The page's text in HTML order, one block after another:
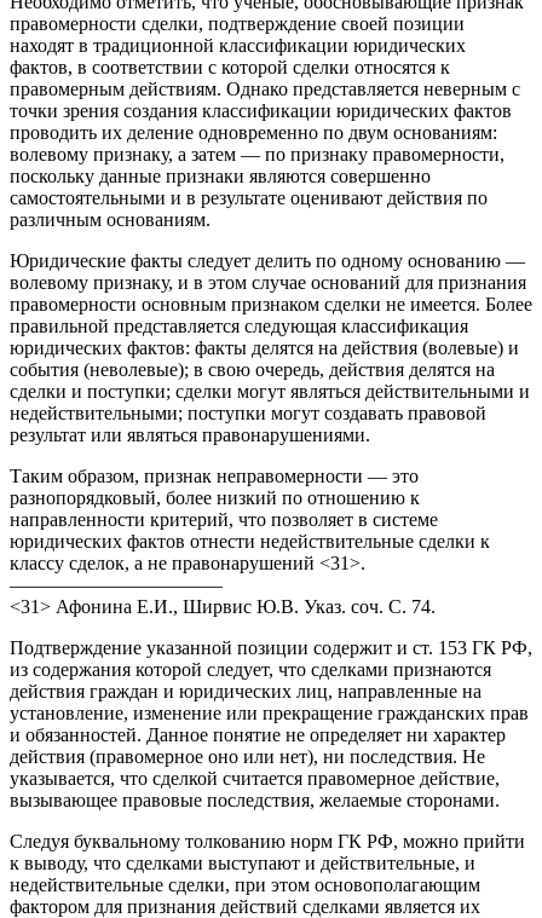
правомерности сделки, подтверждение своей позиции
находят в традиционной классификации юридических
фактов, в соответствии с которой сделки относятся к
правомерным действиям. Однако представляется неверным с
точки зрения создания классификации юридических фактов
проводить их деление одновременно по двум основаниям:
волевому признаку, а затем — по признаку правомерности,
поскольку данные признаки являются совершенно
самостоятельными и в результате оценивают действия по
различным основаниям.
Юридические факты следует делить по одному основанию —
волевому признаку, и в этом случае оснований для признания
правомерности основным признаком сделки не имеется. Более
правильной представляется следующая классификация
юридических фактов: факты делятся на действия (волевые) и
события (неволевые); в свою очередь, действия делятся на
сделки и поступки; сделки могут являться действительными и
недействительными; поступки могут создавать правовой
результат или являться правонарушениями.
Таким образом, признак неправомерности — это
разнопорядковый, более низкий по отношению к
направленности критерий, что позволяет в системе
юридических фактов отнести недействительные сделки к
классу сделок, а не правонарушений <31>.
———————————
<31> Афонина Е.И., Ширвис Ю.В. Указ. соч. С. 74.
Подтверждение указанной позиции содержит и ст. 153 ГК РФ,
из содержания которой следует, что сделками признаются
действия граждан и юридических лиц, направленные на
установление, изменение или прекращение гражданских прав
и обязанностей. Данное понятие не определяет ни характер
действия (правомерное оно или нет), ни последствия. Не
указывается, что сделкой считается правомерное действие,
вызывающее правовые последствия, желаемые сторонами.
Следуя буквальному толкованию норм ГК РФ, можно прийти
к выводу, что сделками выступают и действительные, и
недействительные сделки, при этом основополагающим
фактором для признания действий сделками является их